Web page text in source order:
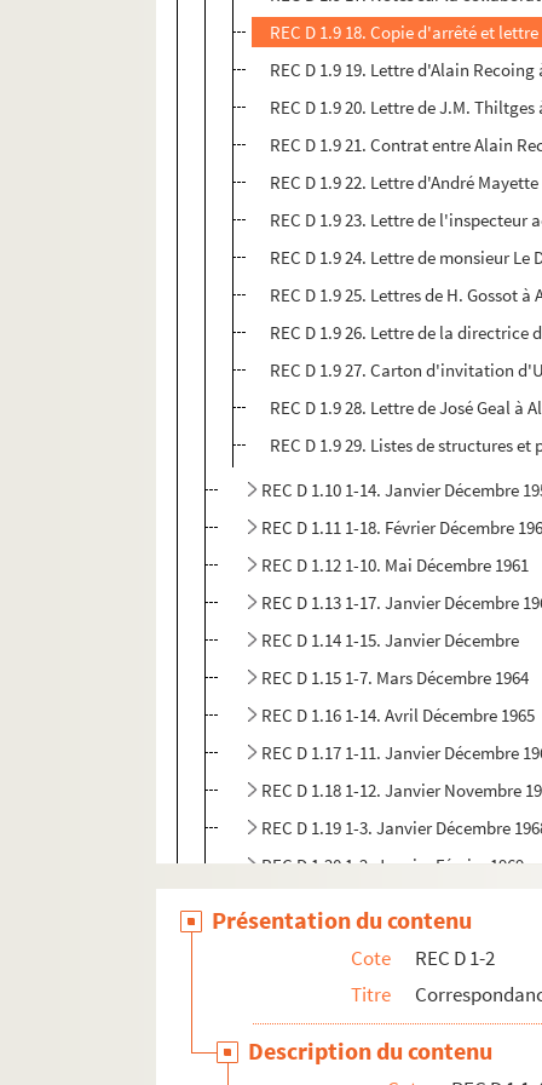
REC D 1.9 18. Copie d'arrêté et
REC D 1.9 19. Lettre d'Alain
REC D 1.9 20. Lettre de J.M.
REC D 1.9 21. Contrat entre Alain
REC D 1.9 22. Lettre d'André
REC D 1.9 23. Lettre de l'inspecteur
REC D 1.9 24. Lettre de monsieur Le
REC D 1.9 25. Lettres de H. Gossot
REC D 1.9 26. Lettre de la
REC D 1.9 27. Carton d'invitation
REC D 1.9 28. Lettre de José Geal à
REC D 1.9 29. Listes de structures
REC D 1.10 1-14. Janvier Décembre
REC D 1.11 1-18. Février Décembre
REC D 1.12 1-10. Mai Décembre 1961
REC D 1.13 1-17. Janvier Décembre
REC D 1.14 1-15. Janvier Décembre
REC D 1.15 1-7. Mars Décembre 1964
REC D 1.16 1-14. Avril Décembre 1965
REC D 1.17 1-11. Janvier Décembre
REC D 1.18 1-12. Janvier Novembre
REC D 1.19 1-3. Janvier Décembre
REC D 1.20 1-2. Janvier Février 1969
REC D 1.25 1-22. Janvier Décembre
Présentation du contenu
Cote
REC D 1-2
Titre
Description du contenu